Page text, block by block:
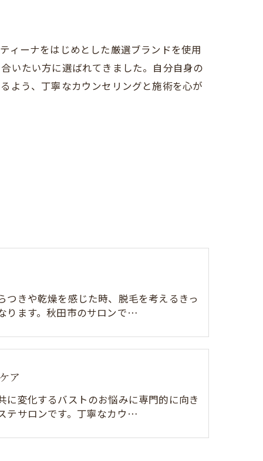
ィーナをはじめとした厳選ブランドを使用
いたい方に選ばれてきました。自分自身の
よう、丁寧なカウンセリングと施術を心が
つきや乾燥を感じた時、脱毛を考えるきっ
ります。秋田市のサロンで…
ア
に変化するバストのお悩みに専門的に向き
テサロンです。丁寧なカウ…